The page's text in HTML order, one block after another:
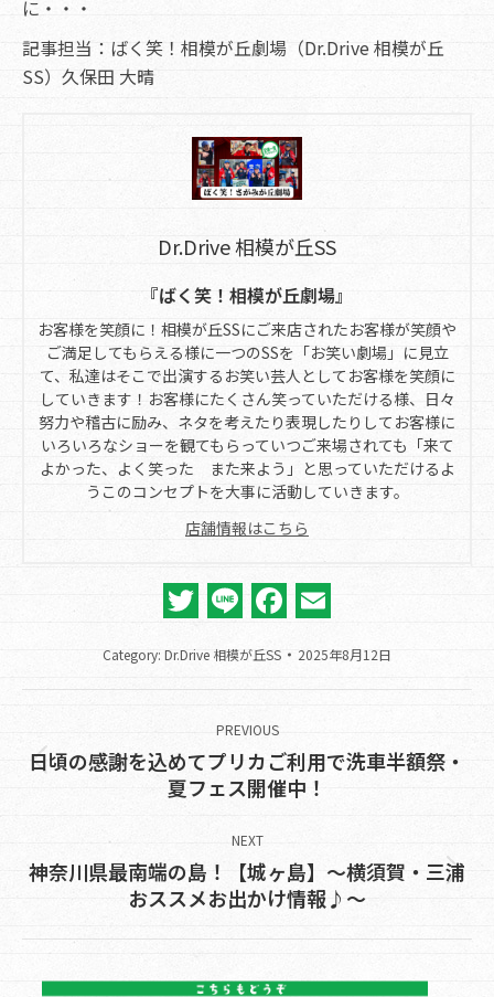
に・・・
記事担当：ばく笑！相模が丘劇場（Dr.Drive 相模が丘
SS）久保田 大晴
Dr.Drive 相模が丘SS
『ばく笑！相模が丘劇場』
お客様を笑顔に！相模が丘SSにご来店されたお客様が笑顔や
ご満足してもらえる様に一つのSSを「お笑い劇場」に見立
て、私達はそこで出演するお笑い芸人としてお客様を笑顔に
していきます！お客様にたくさん笑っていただける様、日々
努力や稽古に励み、ネタを考えたり表現したりしてお客様に
いろいろなショーを観てもらっていつご来場されても「来て
よかった、よく笑った また来よう」と思っていただけるよ
うこのコンセプトを大事に活動していきます。
店舗情報はこちら
Twitter
LineFacebook
Category: Dr.Drive 相模が丘SS 2025年8月12日
navigation
PREVIOUS
Previous
post:
日頃の感謝を込めてプリカご利用で洗車半額祭・
夏フェス開催中！
NEXT
Next
post:
神奈川県最南端の島！【城ヶ島】～横須賀・三浦
おススメお出かけ情報♪～